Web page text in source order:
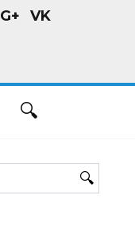
G+ VK